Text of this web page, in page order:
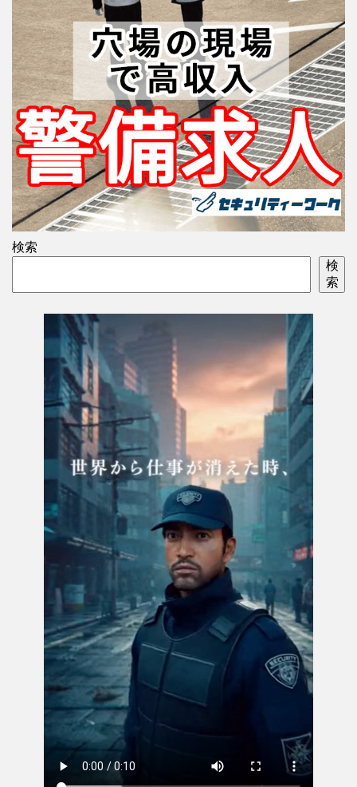
検索
検
索